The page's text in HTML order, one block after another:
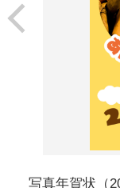
写真年賀状（